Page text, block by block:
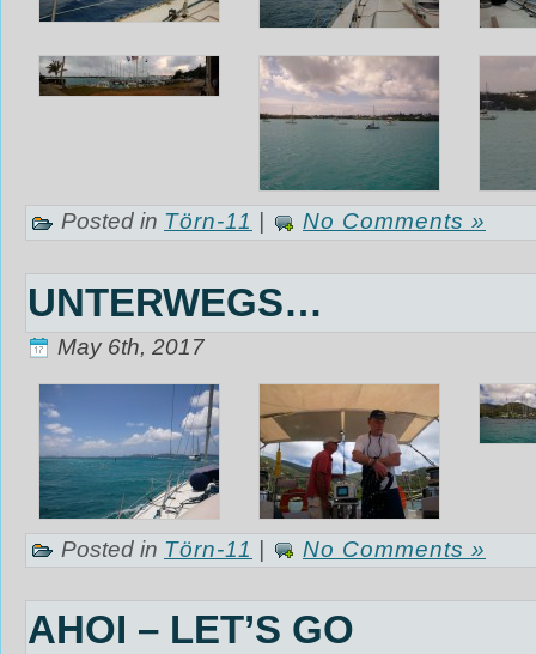
Posted in Törn-11 No Comments »
UNTERWEGS…
May 6th, 2017
Posted in Törn-11 No Comments »
AHOI – LET’S GO